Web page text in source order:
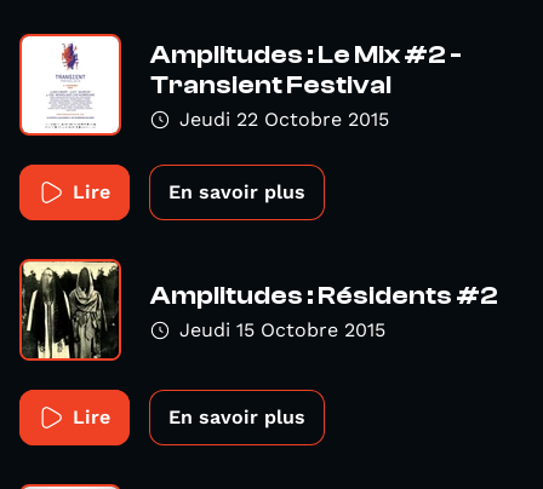
Amplitudes : Le Mix #2 -
Transient Festival
Jeudi 22 Octobre 2015
Lire En savoir plus
Amplitudes : Résidents #2
Jeudi 15 Octobre 2015
Lire En savoir plus